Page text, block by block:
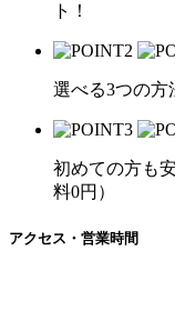
ト！
選べる3つの方
初めての方も
料0円）
アクセス・営業時間